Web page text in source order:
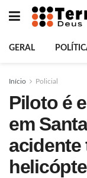
GERAL
Início Policial
Piloto é
em